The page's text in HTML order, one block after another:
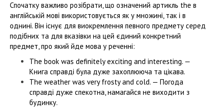
Спочатку важливо розібрати, що означений артикль the в
англійській мові використовується як у множині, так і в
однині. Він існує для виокремлення певного предмету серед
подібних та для вказівки на цей єдиний конкретний
предмет, про який йде мова у реченні:
The book was definitely exciting and interesting. —
Книга справді була дуже захоплююча та цікава.
The weather was very frosty and cold. — Погода
справді дуже спекотна, намагайся не виходити з
будинку.